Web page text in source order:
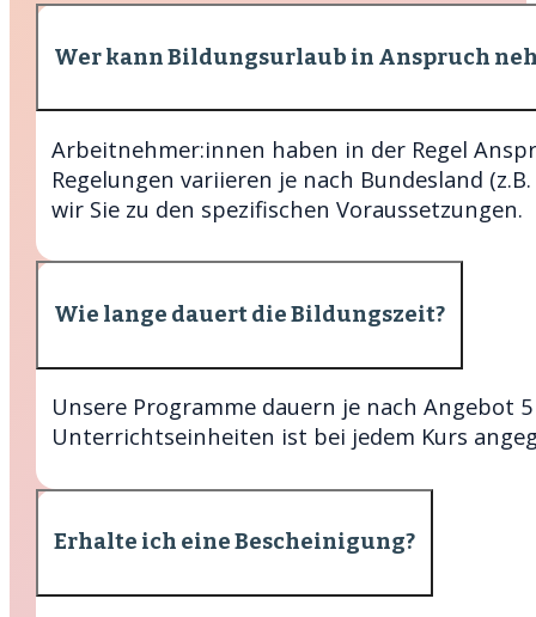
Wer kann Bildungsurlaub in Anspruch
Arbeitnehmer:innen haben in der Regel
Regelungen variieren je nach Bundesland
wir Sie zu den spezifischen Voraussetzungen.
Wie lange dauert die Bildungszeit?
Unsere Programme dauern je nach Angebot
Unterrichtseinheiten ist bei jedem Kurs
Erhalte ich eine Bescheinigung?